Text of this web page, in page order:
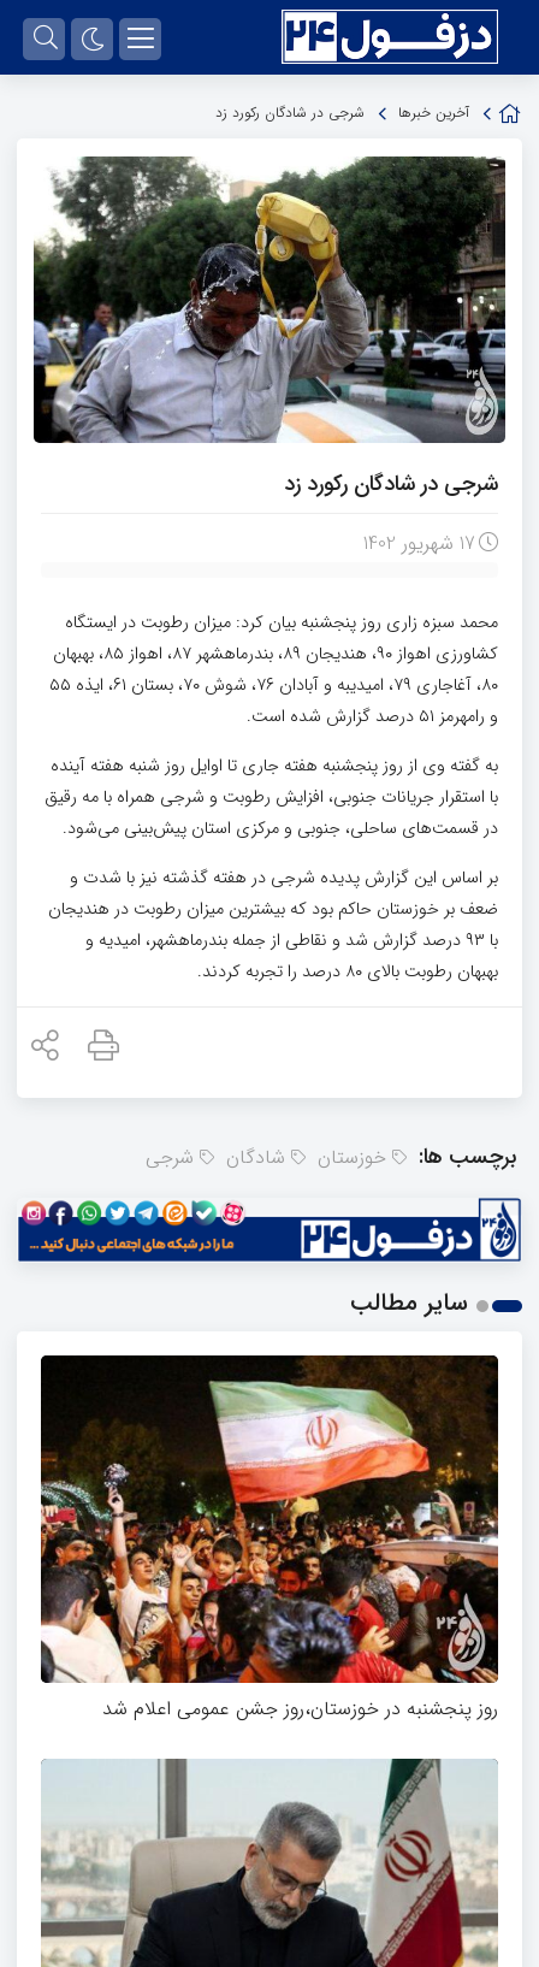
آخرین خبرها شرجی در شادگان رکورد زد
شرجی در شادگان رکورد زد
17 شهریور 1402
محمد سبزه زاری روز پنجشنبه بیان کرد: میزان رطوبت در ایستگاه
کشاورزی اهواز ۹۰، هندیجان ۸۹، بندرماهشهر ۸۷، اهواز ۸۵، بهبهان
۸۰، آغاجاری ۷۹، امیدیبه و آبادان ۷۶، شوش ۷۰، بستان ۶۱، ایذه ۵۵
و رامهرمز ۵۱ درصد گزارش شده است.
به گفته وی از روز پنجشنبه هفته جاری تا اوایل روز شنبه هفته آینده
با استقرار جریانات جنوبی، افزایش رطوبت و شرجی همراه با مه رقیق
در قسمت‌های ساحلی، جنوبی و مرکزی استان پیش‌بینی می‌شود.
بر اساس این گزارش پدیده شرجی در هفته گذشته نیز با شدت و
ضعف بر خوزستان حاکم بود که بیشترین میزان رطوبت در هندیجان
با ۹۳ درصد گزارش شد و نقاطی از جمله بندرماهشهر، امیدیه و
بهبهان رطوبت بالای ۸۰ درصد را تجربه کردند.
برچسب ها: خوزستان شادگان شرجی
سایر مطالب
روز پنجشنبه در خوزستان،روز جشن عمومی اعلام شد